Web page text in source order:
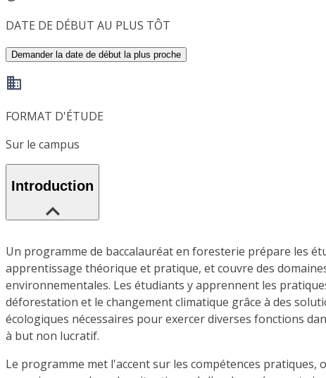
DATE DE DÉBUT AU PLUS TÔT
Demander la date de début la plus proche
FORMAT D'ÉTUDE
Sur le campus
Introduction
Un programme de baccalauréat en foresterie prépare les
apprentissage théorique et pratique, et couvre des
environnementales. Les étudiants y apprennent les
déforestation et le changement climatique grâce à des
écologiques nécessaires pour exercer diverses fonctions
à but non lucratif.
Le programme met l'accent sur les compétences